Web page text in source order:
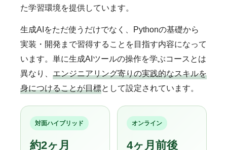
た学習環境を提供しています。
生成AIをただ使うだけでなく、Pythonの基礎から
実装・開発まで習得することを目指す内容になって
います。単に生成AIツールの操作を学ぶコースとは
異なり、 エンジニアリング寄りの実践的なスキルを
身につけることが目標として設定されています。
対面ハイブリッド
約2ヶ月
オンライン
4ヶ月前後